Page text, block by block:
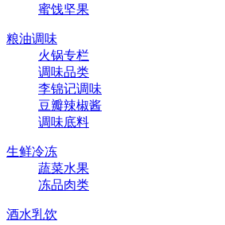
蜜饯坚果
粮油调味
火锅专栏
调味品类
李锦记调味
豆瓣辣椒酱
调味底料
生鲜冷冻
蔬菜水果
冻品肉类
酒水乳饮